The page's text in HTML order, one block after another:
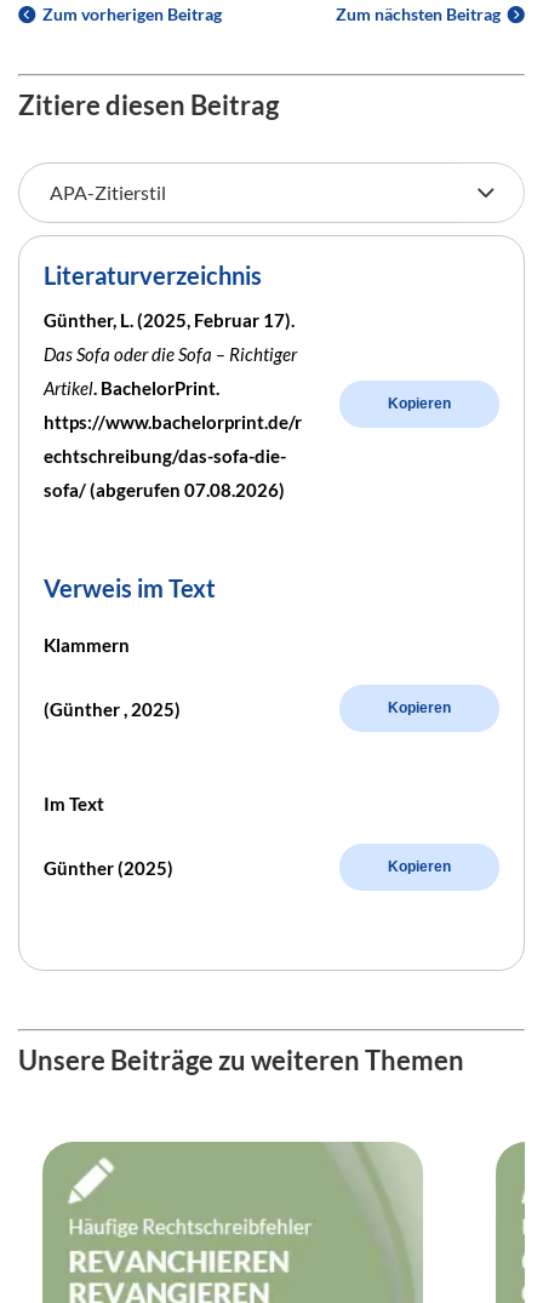
Zum vorherigen Beitrag Zum nächsten Beitrag
Zitiere diesen Beitrag
Literaturverzeichnis
Günther, L. (2025, Februar 17).
Das Sofa oder die Sofa – Richtiger
Artikel. BachelorPrint.
https://www.bachelorprint.de/r
echtschreibung/das-sofa-die-
sofa/ (abgerufen 07.08.2026)
Kopieren
Verweis im Text
Klammern
(Günther , 2025) Kopieren
Im Text
Günther (2025) Kopieren
Unsere Beiträge zu weiteren Themen